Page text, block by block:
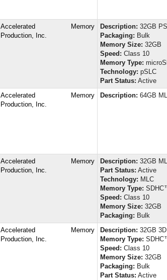
Accelerated Memory
Production, Inc.
Description: 32GB
Packaging: Bulk
Memory Size: 32GB
Speed: Class 10
Memory Type:
Technology: pSLC
Part Status: Active
Accelerated Memory
Production, Inc.
Description: 64GB
Accelerated Memory
Production, Inc.
Description: 32GB
Part Status: Active
Technology: MLC
Memory Type:
Speed: Class 10
Memory Size: 32GB
Packaging: Bulk
Accelerated Memory
Production, Inc.
Description: 32GB
Memory Type:
Speed: Class 10
Memory Size: 32GB
Packaging: Bulk
Part Status: Active